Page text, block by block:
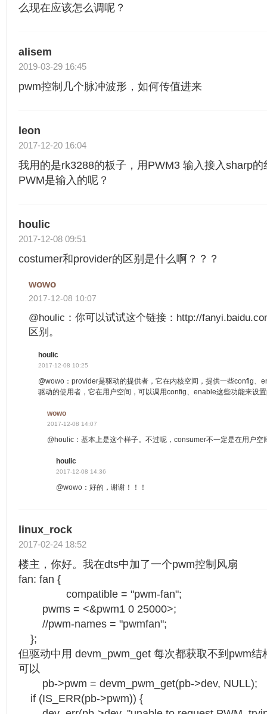
么现在应该怎么调呢？
alisem
2019-03-29 16:45
pwm控制几个脉冲波形，如何传值进来
leon
2017-12-20 16:04
我用的是rk3288的板子，用PWM3 输入接入sharp
PWM是输入的呢？
houlic
2017-12-08 09:51
costumer和provider的区别是什么啊？？？
wowo
2017-12-08 10:07
@houlic：你可以试试这个链接：http://
区别。
houlic
2017-12-08 10:25
@wowo：provider是驱动的提供者，它在内核空间，提供一些config、
驱动的使用者，它在用户空间，可以调用config、enable这些功能来设
wowo
2017-12-08 14:07
@houlic：基本上是这个样子。不过呢，consumer不一定是在用户
houlic
2017-12-08 14:36
@wowo：好的，谢谢！！！
linux_rock
2017-02-24 18:52
楼主，你好。我在dts中加了一个pwm控制风扇
fan: fan {
compatible = "pwm-fan";
pwms = <&pwm1 0 25000>;
//pwm-names = "pwmfan";
};
但驱动中用 devm_pwm_get 每次都获取不到pwm
可以
pb->pwm = devm_pwm_get(pb->dev, NULL);
if (IS_ERR(pb->pwm)) {